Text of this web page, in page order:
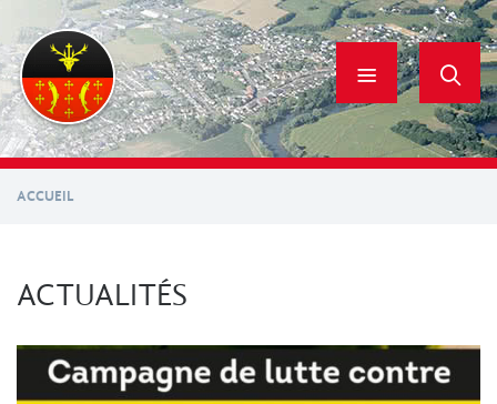
contenu
principal
ACCUEIL
ACTUALITÉS